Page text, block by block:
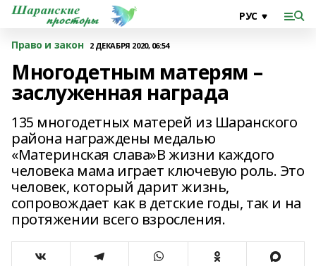
Право и закон 2 ДЕКАБРЯ 2020, 06:54
Многодетным матерям –
заслуженная награда
135 многодетных матерей из Шаранского
района награждены медалью
«Материнская слава»В жизни каждого
человека мама играет ключевую роль. Это
человек, который дарит жизнь,
сопровождает как в детские годы, так и на
протяжении всего взросления.